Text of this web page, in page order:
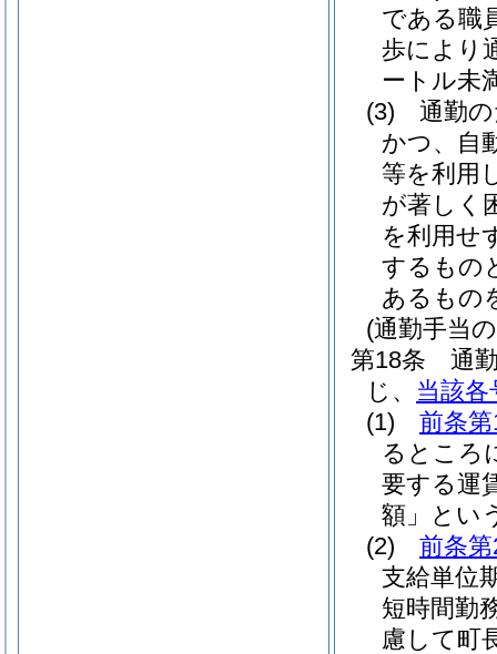
である職
歩により
ートル未
(3)
通勤
かつ、自
等を利用
が著しく
を利用せ
するもの
あるもの
(通勤手当
第18条
通
じ、 当該各
(1)
前条
るところ
要する運
額」とい
(2)
前条
支給単位
短時間勤
慮して町